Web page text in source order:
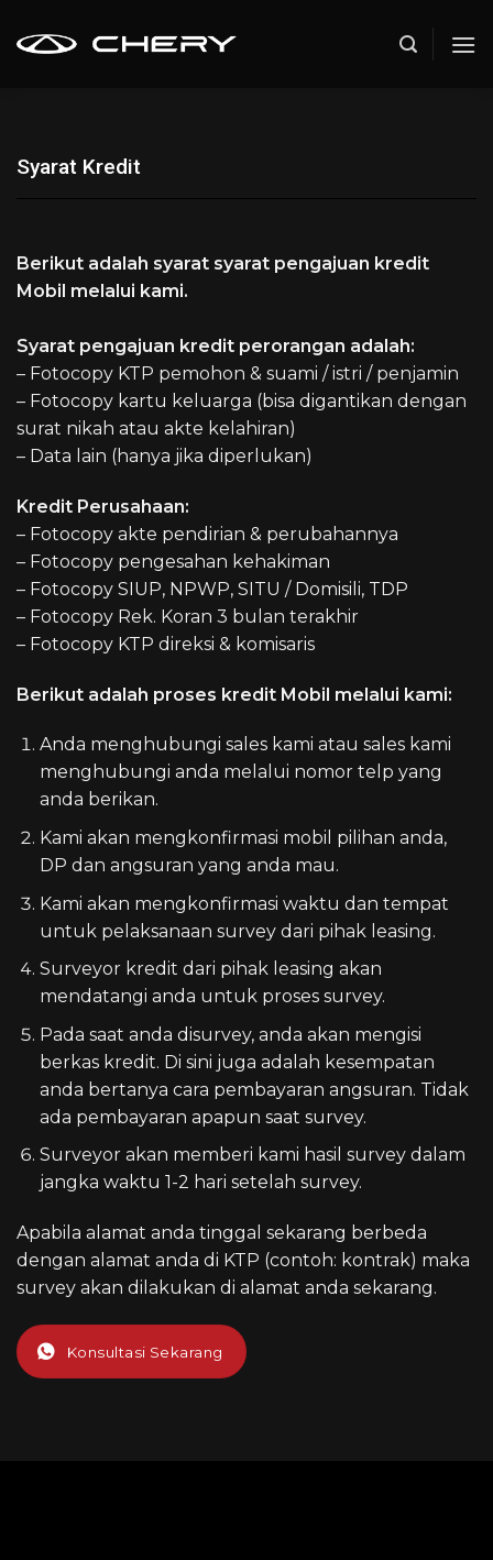
to
Syarat Kredit
Berikut adalah syarat syarat pengajuan kredit
Mobil melalui kami.
Syarat pengajuan kredit perorangan adalah:
– Fotocopy KTP pemohon & suami / istri / penjamin
– Fotocopy kartu keluarga (bisa digantikan dengan
surat nikah atau akte kelahiran)
– Data lain (hanya jika diperlukan)
Kredit Perusahaan:
– Fotocopy akte pendirian & perubahannya
– Fotocopy pengesahan kehakiman
– Fotocopy SIUP, NPWP, SITU / Domisili, TDP
– Fotocopy Rek. Koran 3 bulan terakhir
– Fotocopy KTP direksi & komisaris
Berikut adalah proses kredit Mobil melalui kami:
Anda menghubungi sales kami atau sales kami
menghubungi anda melalui nomor telp yang
anda berikan.
Kami akan mengkonfirmasi mobil pilihan anda,
DP dan angsuran yang anda mau.
Kami akan mengkonfirmasi waktu dan tempat
untuk pelaksanaan survey dari pihak leasing.
Surveyor kredit dari pihak leasing akan
mendatangi anda untuk proses survey.
Pada saat anda disurvey, anda akan mengisi
berkas kredit. Di sini juga adalah kesempatan
anda bertanya cara pembayaran angsuran. Tidak
ada pembayaran apapun saat survey.
Surveyor akan memberi kami hasil survey dalam
jangka waktu 1-2 hari setelah survey.
Apabila alamat anda tinggal sekarang berbeda
dengan alamat anda di KTP (contoh: kontrak) maka
survey akan dilakukan di alamat anda sekarang.
Konsultasi Sekarang